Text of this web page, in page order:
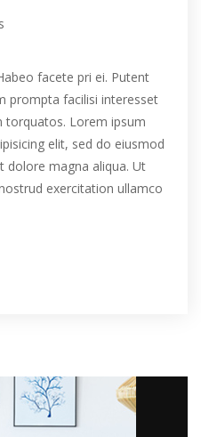
facete pri ei. Putent
prompta facilisi interesset
torquatos. Lorem ipsum
elit, sed do eiusmod
dolore magna aliqua. Ut
exercitation ullamco